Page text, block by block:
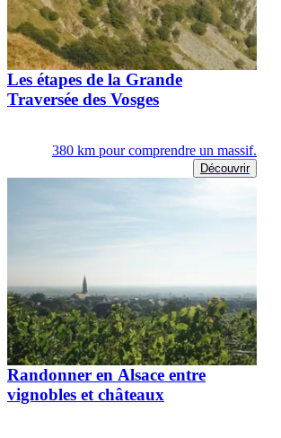
Les étapes de la Grande
Traversée des Vosges
380 km pour comprendre un massif.
Découvrir
Randonner en Alsace entre
vignobles et châteaux